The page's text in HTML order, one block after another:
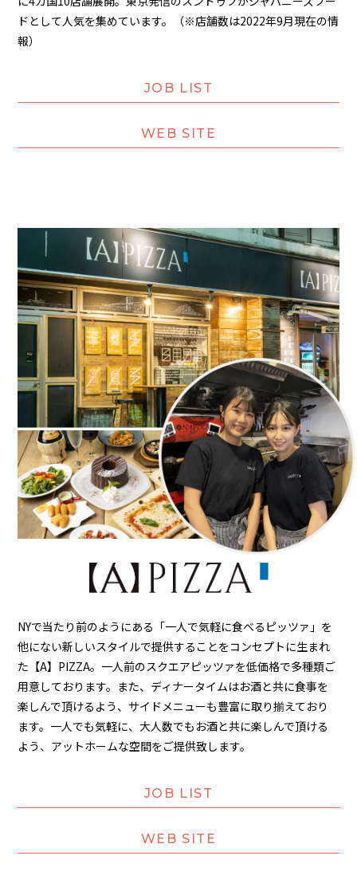
ドとして人気を集めています。（※店舗数は2022年9月現在の情
報）
JOB LIST
WEB SITE
NYで当たり前のようにある「一人で気軽に食べるピッツァ」を
他にない新しいスタイルで提供することをコンセプトに生まれ
た【A】PIZZA。一人前のスクエアピッツァを低価格で多種類ご
用意しております。また、ディナータイムはお酒と共に食事を
楽しんで頂けるよう、サイドメニューも豊富に取り揃えており
ます。一人でも気軽に、大人数でもお酒と共に楽しんで頂ける
よう、アットホームな空間をご提供致します。
JOB LIST
WEB SITE